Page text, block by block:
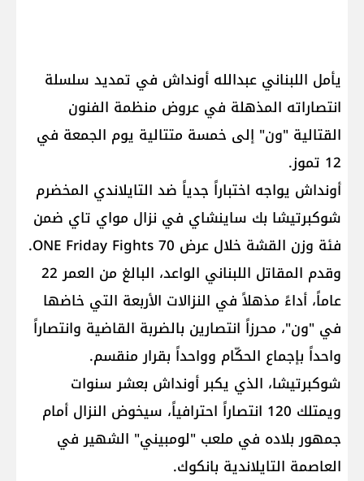
يأمل اللبناني عبدالله أونداش في تمديد سلسلة
انتصاراته المذهلة في عروض منظمة الفنون
القتالية "ون" إلى خمسة متتالية يوم الجمعة في
12 تموز.
أونداش يواجه اختباراً جدياً ضد التايلاندي المخضرم
شوكبرتيشا بك ساينشاي في نزال مواي تاي ضمن
فئة وزن القشة خلال عرض ONE Friday Fights 70.
وقدم المقاتل اللبناني الواعد، البالغ من العمر 22
عاماً، أداءً مذهلاً في النزالات الأربعة التي خاضها
في "ون"، محرزاً انتصارين بالضربة القاضية وانتصاراً
واحداً بإجماع الحكّام وواحداً بقرار منقسم.
شوكبرتيشا، الذي يكبر أونداش بعشر سنوات
ويمتلك 120 انتصاراً احترافياً، سيخوض النزال أمام
جمهور بلاده في ملعب "لومبيني" الشهير في
العاصمة التايلاندية بانكوك.